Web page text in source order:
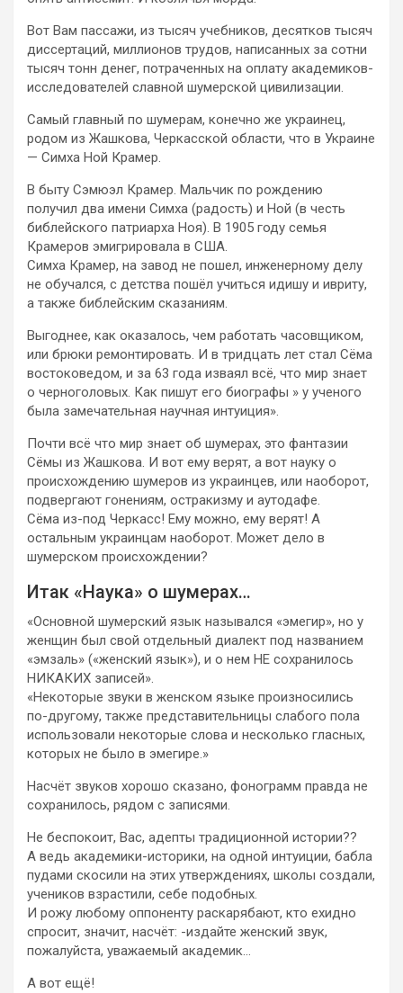
Вот Вам пассажи, из тысяч учебников, десятков тысяч
диссертаций, миллионов трудов, написанных за сотни
тысяч тонн денег, потраченных на оплату академиков-
исследователей славной шумерской цивилизации.
Самый главный по шумерам, конечно же украинец,
родом из Жашкова, Черкасской области, что в Украине
— Симха Ной Крамер.
В быту Сэмюэл Крамер. Мальчик по рождению
получил два имени Симха (радость) и Ной (в честь
библейского патриарха Ноя). В 1905 году семья
Крамеров эмигрировала в США.
Симха Крамер, на завод не пошел, инженерному делу
не обучался, с детства пошёл учиться идишу и ивриту,
а также библейским сказаниям.
Выгоднее, как оказалось, чем работать часовщиком,
или брюки ремонтировать. И в тридцать лет стал Сёма
востоковедом, и за 63 года изваял всё, что мир знает
о черноголовых. Как пишут его биографы » у ученого
была замечательная научная интуиция».
Почти всё что мир знает об шумерах, это фантазии
Сёмы из Жашкова. И вот ему верят, а вот науку о
происхождению шумеров из украинцев, или наоборот,
подвергают гонениям, остракизму и аутодафе.
Сёма из-под Черкасс! Ему можно, ему верят! А
остальным украинцам наоборот. Может дело в
шумерском происхождении?
Итак «Наука» о шумерах…
«Основной шумерский язык назывался «эмегир», но у
женщин был свой отдельный диалект под названием
«эмзаль» («женский язык»), и о нем НЕ сохранилось
НИКАКИХ записей».
«Некоторые звуки в женском языке произносились
по-другому, также представительницы слабого пола
использовали некоторые слова и несколько гласных,
которых не было в эмегире.»
Насчёт звуков хорошо сказано, фонограмм правда не
сохранилось, рядом с записями.
Не беспокоит, Вас, адепты традиционной истории??
А ведь академики-историки, на одной интуиции, бабла
пудами скосили на этих утверждениях, школы создали,
учеников взрастили, себе подобных.
И рожу любому оппоненту раскарябают, кто ехидно
спросит, значит, насчёт: -издайте женский звук,
пожалуйста, уважаемый академик…
А вот ещё!